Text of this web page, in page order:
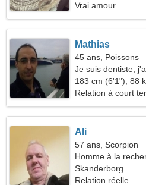
Vrai amour
Mathias
45 ans, Poissons
Je suis dentiste,
charmante
183 cm (6'1"), 88
Relation à court
Ali
57 ans, Scorpion
Homme à la
54
Skanderborg
Relation réelle